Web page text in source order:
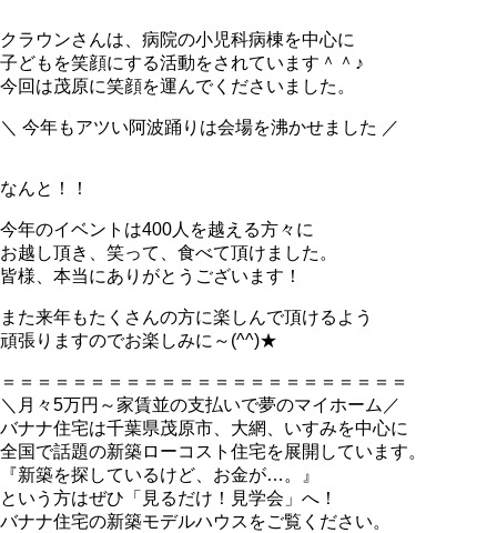
クラウンさんは、病院の小児科病棟を中心に
子どもを笑顔にする活動をされています＾＾♪
今回は茂原に笑顔を運んでくださいました。
＼ 今年もアツい阿波踊りは会場を沸かせました ／
なんと！！
今年のイベントは400人を越える方々に
お越し頂き、笑って、食べて頂けました。
皆様、本当にありがとうございます！
また来年もたくさんの方に楽しんで頂けるよう
頑張りますのでお楽しみに～(^^)★
＝＝＝＝＝＝＝＝＝＝＝＝＝＝＝＝＝＝＝＝＝＝＝
＼月々5万円～家賃並の支払いで夢のマイホーム／
バナナ住宅は千葉県茂原市、大網、いすみを中心に
全国で話題の新築ローコスト住宅を展開しています。
『新築を探しているけど、お金が…。』
という方はぜひ「見るだけ！見学会」へ！
バナナ住宅の新築モデルハウスをご覧ください。